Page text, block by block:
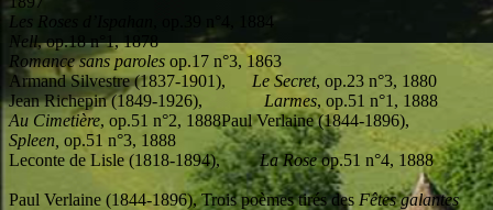
Les Roses d’Ispahan
, op.39 n°4, 1884
Nell, op.18 n°1, 1878
Romance sans paroles op.17 n°3, 1863
Armand Silvestre (1837-1901), Le Secret, op.23 n°3, 1880
Jean Richepin (1849-1926), Larmes, op.51 n°1, 1888
Au Cimetière, op.51 n°2, 1888Paul Verlaine (1844-1896),
Spleen, op.51 n°3, 1888
Leconte de Lisle (1818-1894),La Roseop.51 n°4, 1888
Paul Verlaine (1844-1896), Trois poèmes tirés des Fêtes galantes